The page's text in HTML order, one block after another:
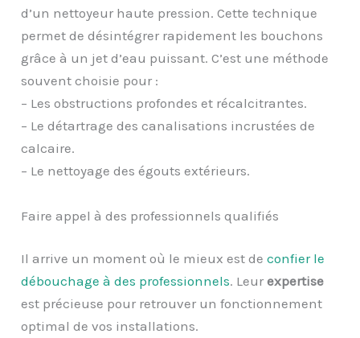
d’un nettoyeur haute pression. Cette technique
permet de désintégrer rapidement les bouchons
grâce à un jet d’eau puissant. C’est une méthode
souvent choisie pour :
– Les obstructions profondes et récalcitrantes.
– Le détartrage des canalisations incrustées de
calcaire.
– Le nettoyage des égouts extérieurs.
Faire appel à des professionnels qualifiés
Il arrive un moment où le mieux est deconfier le
débouchage à des professionnels. Leur expertise
est précieuse pour retrouver un fonctionnement
optimal de vos installations.